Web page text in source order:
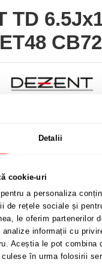
Detalii
cookie-uri
a personaliza
de rețele sociale și
le oferim partenerilor
informații cu
Aceștia le pot combina
în urma folosirii
TD
ET48 CB72
457,57 lei
TVA inclus